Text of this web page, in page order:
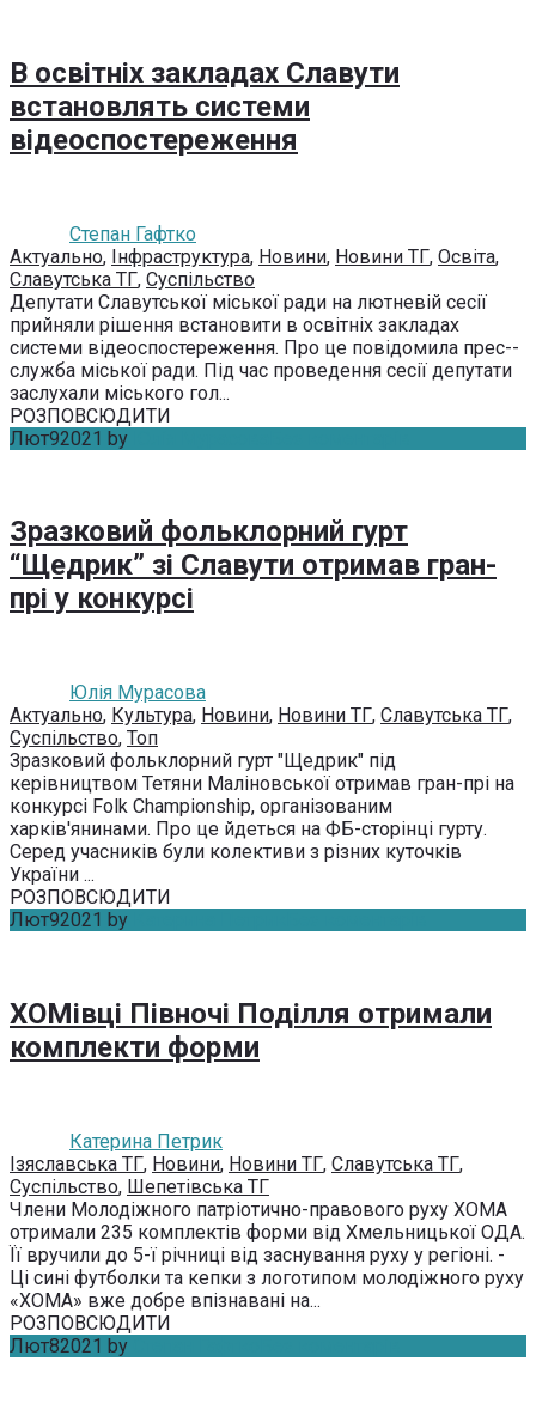
В освітніх закладах Славути
встановлять системи
відеоспостереження
Степан Гафтко
Актуально, Інфраструктура, Новини, Новини ТГ, Освіта,
Славутська ТГ, Суспільство
Депутати Славутської міської ради на лютневій сесії
прийняли рішення встановити в освітніх закладах
системи відеоспостереження. Про це по­ві­до­ми­ла прес-­
служ­ба місь­кої ра­ди. Під час проведення сесії депутати
заслухали міського гол...
РОЗПОВСЮДИТИ
Лют92021 by
Зразковий фольклорний гурт
“Щедрик” зі Славути отримав гран-
прі у конкурсі
Юлія Мурасова
Актуально, Культура, Новини, Новини ТГ, Славутська ТГ,
Суспільство, Топ
Зразковий фольклорний гурт "Щедрик" під
керівництвом Тетяни Маліновської отримав гран-прі на
конкурсі Folk Championship, організованим
харків'янинами. Про це йдеться на ФБ-сторінці гурту.
Серед учасників були колективи з різних куточків
України ...
РОЗПОВСЮДИТИ
Лют92021 by
ХОМівці Півночі Поділля отримали
комплекти форми
Катерина Петрик
Ізяславська ТГ, Новини, Новини ТГ, Славутська ТГ,
Суспільство, Шепетівська ТГ
Члени Молодіжного патріотично-правового руху ХОМА
отримали 235 комплектів форми від Хмельницької ОДА.
Її вручили до 5-ї річниці від заснування руху у регіоні. -
Ці сині футболки та кепки з логотипом молодіжного руху
«ХОМА» вже добре впізнавані на...
РОЗПОВСЮДИТИ
Лют82021 by